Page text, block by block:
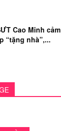
Cao Minh
“tặng nhà”,...